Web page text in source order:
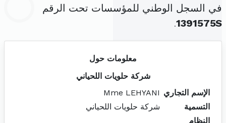
في السجل الوطني للمؤسسات تحت الرقم
1391575S
.
معلومات حول
شركة حلويات اللحياني
الإسم التجاري Mme LEHYANI
التسمية
شركة حلويات اللحياني
النظام